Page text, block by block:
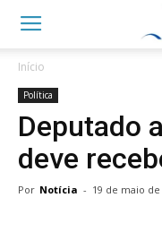
Início
Política
Deputado
deve
Por Notícia - 19 de maio de